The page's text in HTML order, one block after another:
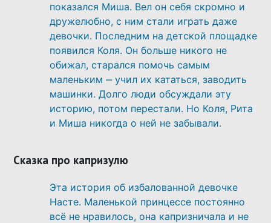
показался Миша. Вел он себя скромно и
дружелюбно, с ним стали играть даже
девочки. Последним на детской площадке
появился Коля. Он больше никого не
обижал, старался помочь самым
маленьким ‒ учил их кататься, заводить
машинки. Долго люди обсуждали эту
историю, потом перестали. Но Коля, Рита
и Миша никогда о ней не забывали.
Сказка про капризулю
Эта история об избалованной девочке
Насте. Маленькой принцессе постоянно
всё не нравилось, она капризничала и не